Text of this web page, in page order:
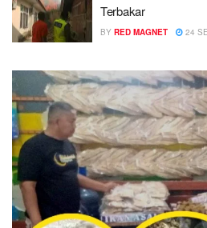
Terbakar
BY RED MAGNET 24